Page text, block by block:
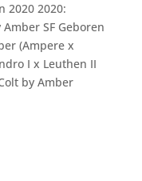
2020 2020:
SF Geboren
(Ampere x
I x Leuthen II
by Amber